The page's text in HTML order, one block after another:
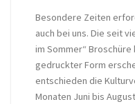
Besondere Zeiten
auch bei uns. Die seit
im Sommer“ Broschüre
gedruckter Form
entschieden die
Monaten Juni bis